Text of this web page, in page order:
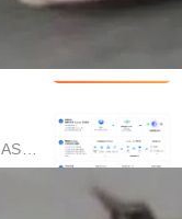
统的
能
义
在
AI
构
迁
移
录
圈
无
但
暗面
、M
显
队
发
的